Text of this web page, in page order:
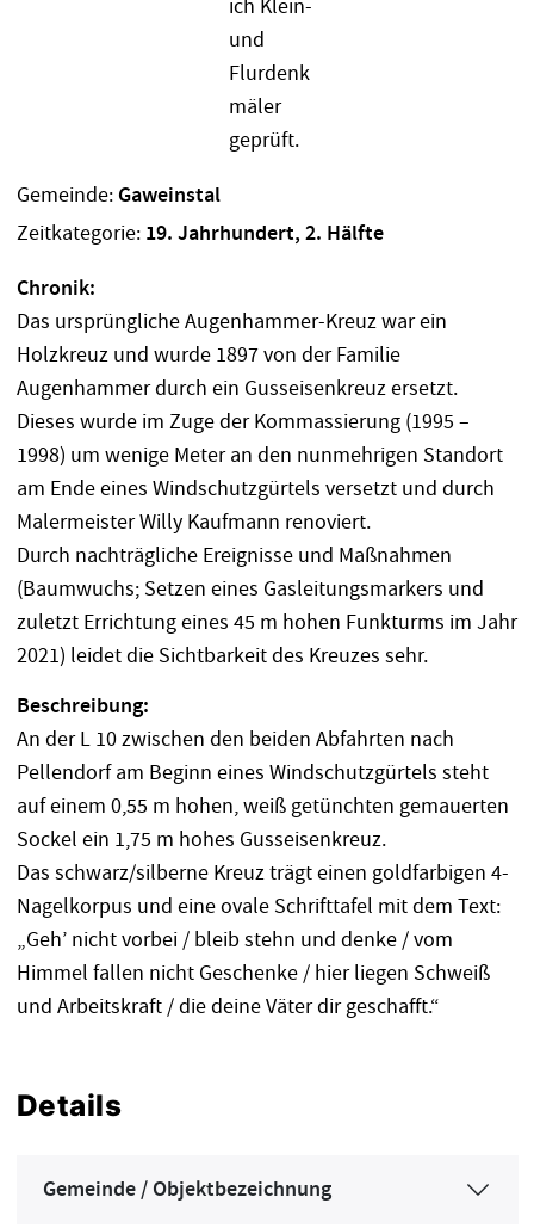
Gemeinde:Gaweinstal
Zeitkategorie: 19. Jahrhundert, 2. Hälfte
Chronik:
Das ursprüngliche Augenhammer-Kreuz war ein
Holzkreuz und wurde 1897 von der Familie
Augenhammer durch ein Gusseisenkreuz ersetzt.
Dieses wurde im Zuge der Kommassierung (1995 –
1998) um wenige Meter an den nunmehrigen Standort
am Ende eines Windschutzgürtels versetzt und durch
Malermeister Willy Kaufmann renoviert.
Durch nachträgliche Ereignisse und Maßnahmen
(Baumwuchs; Setzen eines Gasleitungsmarkers und
zuletzt Errichtung eines 45 m hohen Funkturms im Jahr
2021) leidet die Sichtbarkeit des Kreuzes sehr.
Beschreibung:
An der L 10 zwischen den beiden Abfahrten nach
Pellendorf am Beginn eines Windschutzgürtels steht
auf einem 0,55 m hohen, weiß getünchten gemauerten
Sockel ein 1,75 m hohes Gusseisenkreuz.
Das schwarz/silberne Kreuz trägt einen goldfarbigen 4-
Nagelkorpus und eine ovale Schrifttafel mit dem Text:
„Geh’ nicht vorbei / bleib stehn und denke / vom
Himmel fallen nicht Geschenke / hier liegen Schweiß
und Arbeitskraft / die deine Väter dir geschafft.“
Details
Gemeinde / Objektbezeichnung